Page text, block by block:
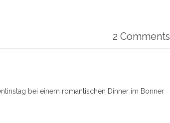
2 Comments
bei einem romantischen Dinner im Bonner